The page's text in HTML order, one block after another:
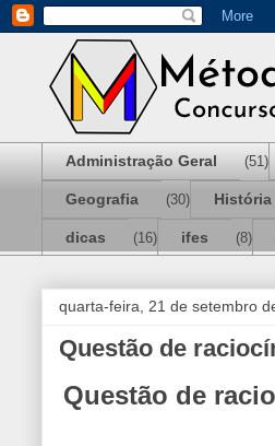
Administração Geral (51)
Geografia (30) História
dicas (16) ifes (8)
quarta-feira, 21 de setembro
Questão de
Questão de